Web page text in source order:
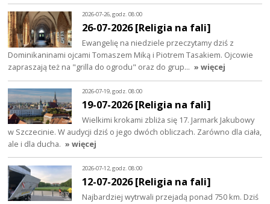
2026-07-26, godz. 08:00
26-07-2026 [Religia na fali]
Ewangelię na niedziele przeczytamy dziś z
Dominikaninami ojcami Tomaszem Miką i Piotrem Tasakiem. Ojcowie
zapraszają też na "grilla do ogrodu" oraz do grup… » więcej
2026-07-19, godz. 08:00
19-07-2026 [Religia na fali]
Wielkimi krokami zbliża się 17. Jarmark Jakubowy
w Szczecinie. W audycji dziś o jego dwóch obliczach. Zarówno dla ciała,
ale i dla ducha. » więcej
2026-07-12, godz. 08:00
12-07-2026 [Religia na fali]
Najbardziej wytrwali przejadą ponad 750 km. Dziś